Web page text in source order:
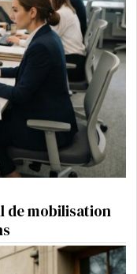
de mobilisation